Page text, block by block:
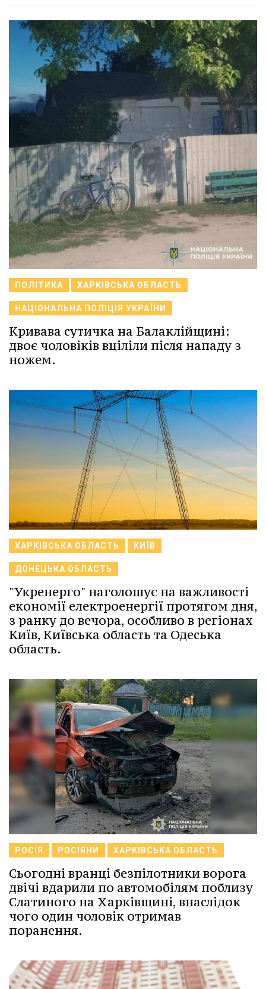
ПОЛІТИКА ХАРКІВСЬКА ОБЛАСТЬ
НАЦІОНАЛЬНА ПОЛІЦІЯ УКРАЇНИ
Кривава сутичка на Балаклійщині:
двоє чоловіків вціліли після нападу з
ножем.
ХАРКІВСЬКА ОБЛАСТЬ КИЇВ
ДОНЕЦЬКА ОБЛАСТЬ
"Укренерго" наголошує на важливості
економії електроенергії протягом дня,
з ранку до вечора, особливо в регіонах
Київ, Київська область та Одеська
область.
РОСІЯ РОСІЯНИ ХАРКІВСЬКА ОБЛАСТЬ
Сьогодні вранці безпілотники ворога
двічі вдарили по автомобілям поблизу
Слатиного на Харківщині, внаслідок
чого один чоловік отримав
поранення.